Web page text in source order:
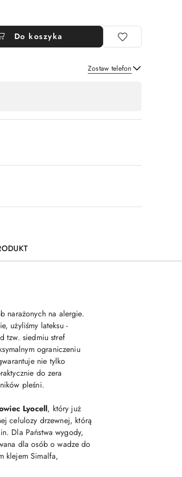
Do koszyka
Zostaw telefon
narażonych na alergie.
użyliśmy lateksu -
tzw. siedmiu stref
ograniczeniu
nie tylko
do zera
pleśni.
Lyocell, który już
celulozy drzewnej, którą
Dla Państwa wygody,
dla osób o wadze do
klejem Simalfa,